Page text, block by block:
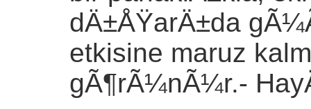
dÄ±ÅŸarÄ±da
etkisine maruz
gÃ¶rÃ¼nÃ¼r.-